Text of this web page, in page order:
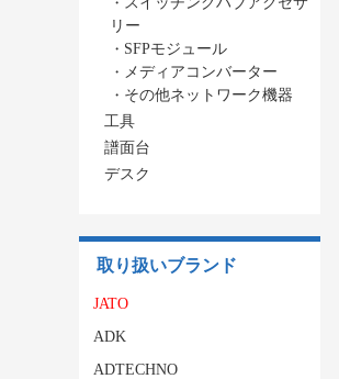
リー
・ SFPモジュール
・ メディアコンバーター
・ その他ネットワーク機器
工具
譜面台
デスク
取り扱いブランド
JATO
ADK
ADTECHNO